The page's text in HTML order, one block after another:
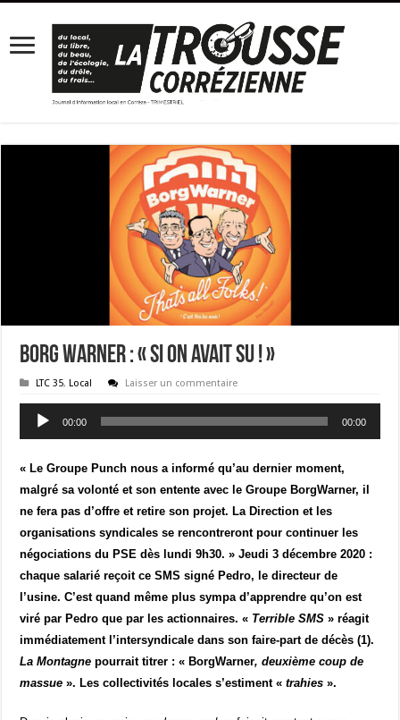
Borg Warner : « Si on avait su ! »
LTC 35, Local Laisser un commentaire
Lecteur
audio
00:00 00:00
« Le Groupe Punch nous a informé qu’au dernier moment,
malgré sa volonté et son entente avec le Groupe BorgWarner, il
ne fera pas d’offre et retire son projet. La Direction et les
organisations syndicales se rencontreront pour continuer les
négociations du PSE dès lundi 9h30. »Jeudi 3 décembre 2020 :
chaque salarié reçoit ce SMS signé Pedro, le directeur de
l’usine. C’est quand même plus sympa d’apprendre qu’on est
viré par Pedro que par les actionnaires. « Terrible SMS » réagit
immédiatement l’intersyndicale dans son faire-part de décès (1).
La Montagne pourrait titrer : « BorgWarner, deuxième coup de
massue ». Les collectivités locales s’estiment «trahies ».